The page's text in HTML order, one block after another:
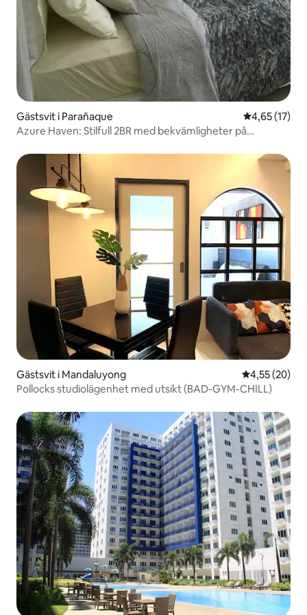
Gästsvit i Parañaque 4,65 av 5 i
4,65 (17)
Azure Haven: Stilfull 2BR med bekvämligheter på
Gästsvit i Mandaluyong 4,55 av 5 i
4,55 (20)
Pollocks studiolägenhet med utsikt (BAD-GYM-CHILL)